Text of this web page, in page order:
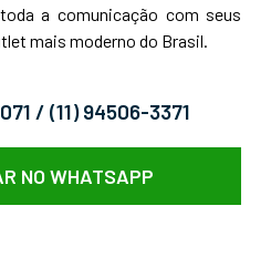
a comunicação com seus
mais moderno do Brasil.
/ (11) 94506-3371
NO WHATSAPP